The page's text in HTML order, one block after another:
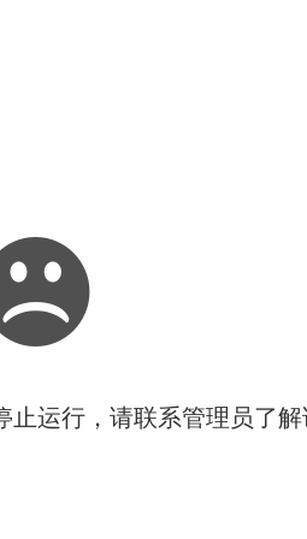
止运行，请联系管理员了